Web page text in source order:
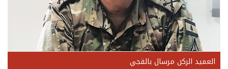
العميد الركن مرسال بالقجي